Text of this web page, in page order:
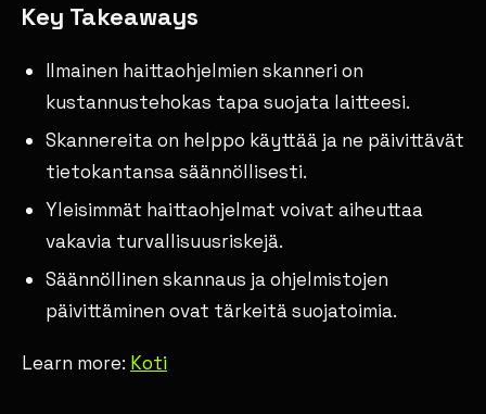
Key Takeaways
Ilmainen haittaohjelmien skanneri on
kustannustehokas tapa suojata laitteesi.
Skannereita on helppo käyttää ja ne päivittävät
tietokantansa säännöllisesti.
Yleisimmät haittaohjelmat voivat aiheuttaa
vakavia turvallisuusriskejä.
Säännöllinen skannaus ja ohjelmistojen
päivittäminen ovat tärkeitä suojatoimia.
Learn more: Koti